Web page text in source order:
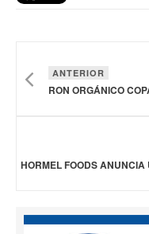
ANTERIOR